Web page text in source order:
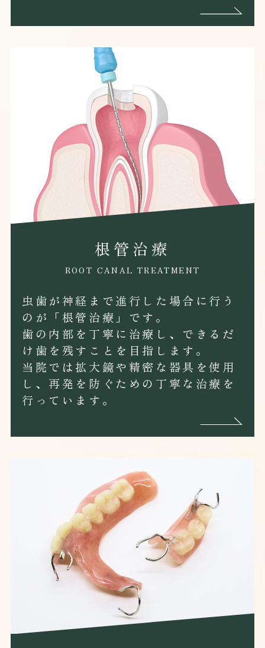
根管治療
ROOT CANAL TREATMENT
虫歯が神経まで進行した場合に行う
のが「根管治療」です。
歯の内部を丁寧に治療し、できるだ
け歯を残すことを目指します。
当院では拡大鏡や精密な器具を使用
し、再発を防ぐための丁寧な治療を
行っています。